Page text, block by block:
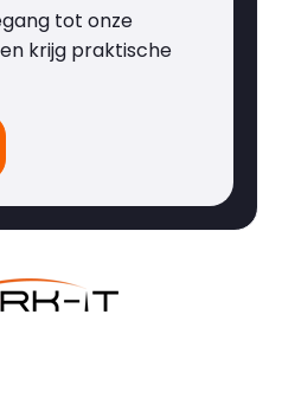
tot onze
krijg praktische